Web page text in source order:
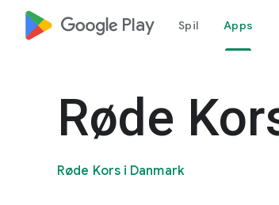
google_logo Play Spil Apps
Røde
Røde Kors i Danmark